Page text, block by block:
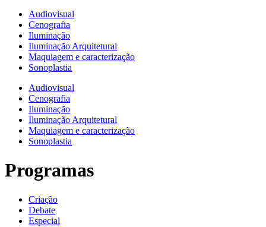
Audiovisual
Cenografia
Iluminação
Iluminação Arquitetural
Maquiagem e caracterização
Sonoplastia
Audiovisual
Cenografia
Iluminação
Iluminação Arquitetural
Maquiagem e caracterização
Sonoplastia
Programas
Criação
Debate
Especial